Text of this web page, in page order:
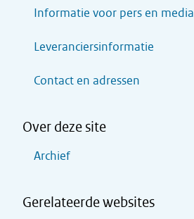
Informatie voor pers en media
Leveranciersinformatie
Contact en adressen
Over deze site
Archief
Gerelateerde websites